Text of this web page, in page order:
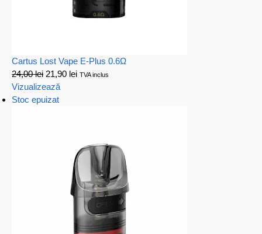
Cartus Lost Vape E-Plus 0.6Ω
24,00lei 21,90 lei TVA inclus
Vizualizează
Stoc epuizat